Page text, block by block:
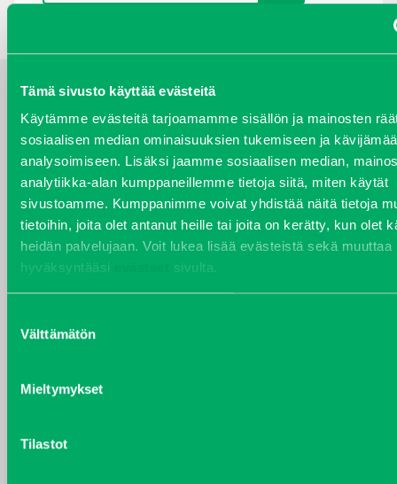
Tämä sivusto käyttää evästeitä
Käytämme evästeitä tarjoamamme sisällön ja mainosten
sosiaalisen median ominaisuuksien tukemiseen ja
analysoimiseen. Lisäksi jaamme sosiaalisen median,
analytiikka-alan kumppaneillemme tietoja siitä, miten käytät
sivustoamme. Kumppanimme voivat yhdistää näitä tietoja
tietoihin, joita olet antanut heille tai joita on kerätty, kun olet
heidän palvelujaan. Voit lukea lisää evästeistä sekä muuttaa
hyväksyntääsi
sivulta.
valinta
Välttämätön
Mieltymykset
Tilastot
YHTEYSTIEDOT
VARAOSAT
Varaosat
Puh 020 7458 686
varaosat@j-trading.fi